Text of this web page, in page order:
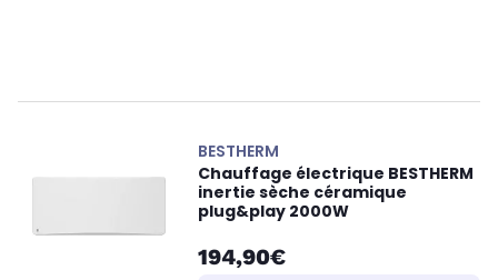
BESTHERM
Chauffage électrique BESTHERM
inertie sèche céramique
plug&play 2000W
194,90€